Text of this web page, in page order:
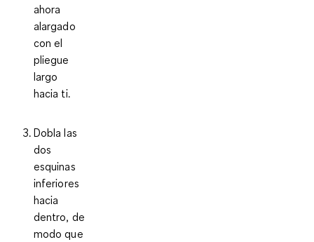
ahora
alargado
con el
pliegue
largo
hacia ti.
Dobla las
dos
esquinas
inferiores
hacia
dentro, de
modo que